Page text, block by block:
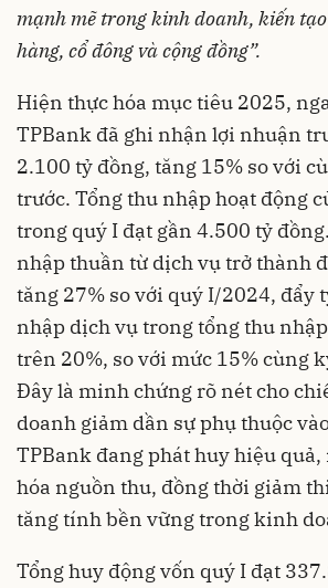
mạnh mẽ trong kinh doanh, kiến
hàng, cổ đông và cộng đồng”.
Hiện thực hóa mục tiêu 2025,
TPBank đã ghi nhận lợi nhuận
2.100 tỷ đồng, tăng 15% so với
trước. Tổng thu nhập hoạt động
trong quý I đạt gần 4.500 tỷ
nhập thuần từ dịch vụ trở thành
tăng 27% so với quý I/2024, đẩy
nhập dịch vụ trong tổng thu
trên 20%, so với mức 15% cùng
Đây là minh chứng rõ nét cho
doanh giảm dần sự phụ thuộc
TPBank đang phát huy hiệu
hóa nguồn thu, đồng thời giảm
tăng tính bền vững trong kinh
Tổng huy động vốn quý I đạt